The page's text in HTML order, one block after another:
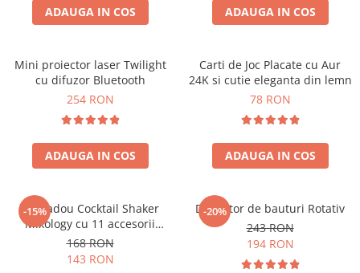
ADAUGA IN COS ADAUGA IN COS
Mini proiector laser Twilight
cu difuzor Bluetooth
254 RON
ADAUGA IN COS
Carti de Joc Placate cu Aur
24K si cutie eleganta din lemn
78 RON
ADAUGA IN COS
-15%
Set cadou Cocktail Shaker
Mixology cu 11 accesorii
750ml Argintiu
168 RON
143 RON
-20%
Decantor de bauturi Rotativ
243 RON
194 RON